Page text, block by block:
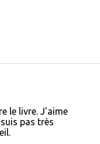
le livre. J'aime
pas très